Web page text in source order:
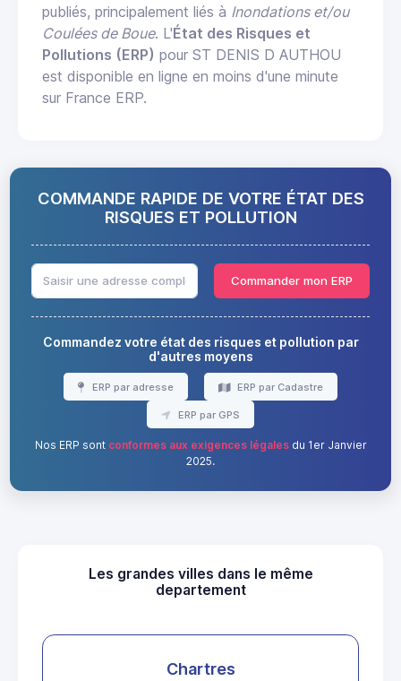
publiés, principalement liés à Inondations et/ou
Coulées de Boue. L'État des Risques et
Pollutions (ERP) pour ST DENIS D AUTHOU
est disponible en ligne en moins d'une minute
sur France ERP.
COMMANDE RAPIDE DE VOTRE ÉTAT DES
RISQUES ET POLLUTION
Commander mon ERP
Commandez votre état des risques et pollution par
d'autres moyens
ERP par adresse ERP par Cadastre
ERP par GPS
Nos ERP sont conformes aux exigences légalesdu 1er Janvier
2025.
Les grandes villes dans le même
departement
Chartres